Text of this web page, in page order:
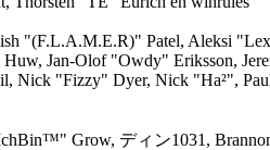
"(F.L.A.M.E.R)" Patel, Aleksi
Huw, Jan-Olof "Owdy" Eriksson,
"Fizzy" Dyer, Nick "Ha²",
Grow, ディン1031,